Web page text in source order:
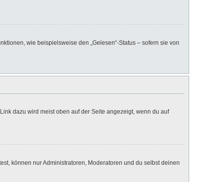
wie beispielsweise den „Gelesen“-Status – sofern sie von
dazu wird meist oben auf der Seite angezeigt, wenn du auf
können nur Administratoren, Moderatoren und du selbst deinen